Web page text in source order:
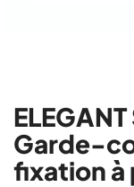
Garde-
fixation à